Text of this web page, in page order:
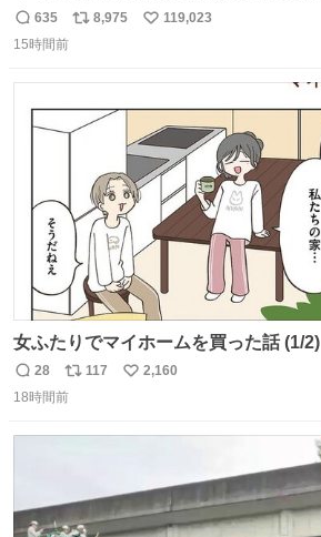
#西川貴教
返
信
635
リ
数
8,975
い
119,023
15時間前
女ふたりでマイホームを買った話 (1/2)
返
信
28
リ
ポ
117
い
2,160
18時間前